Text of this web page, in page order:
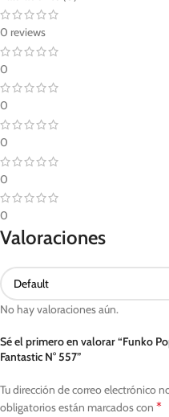
0 reviews
0
0
0
0
0
Valoraciones
No hay valoraciones aún.
Sé el primero en valorar “Funko
Fantastic N° 557”
Tu dirección de correo electrónico
obligatorios están marcados con *